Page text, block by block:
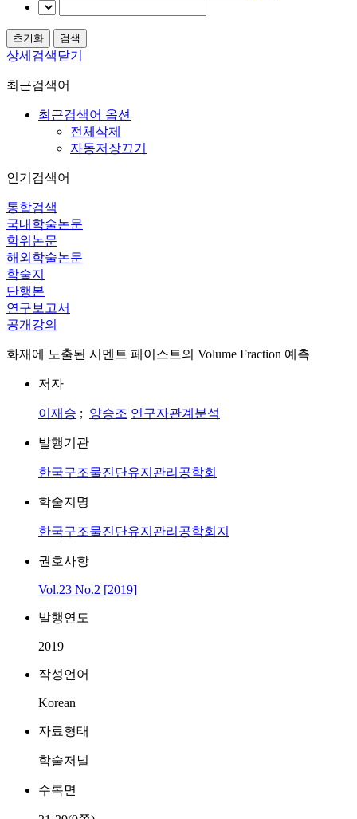
상세검색닫기
최근검색어
최근검색어 옵션
전체삭제
자동저장끄기
인기검색어
통합검색
국내학술논문
학위논문
해외학술논문
학술지
단행본
연구보고서
공개강의
화재에 노출된 시멘트 페이스트의 Volume Fraction 예측
저자
이재승 ; 양승조 연구자관계분석
발행기관
한국구조물진단유지관리공학회
학술지명
한국구조물진단유지관리공학회지
권호사항
Vol.23 No.2 [2019]
발행연도
2019
작성언어
Korean
자료형태
학술저널
수록면